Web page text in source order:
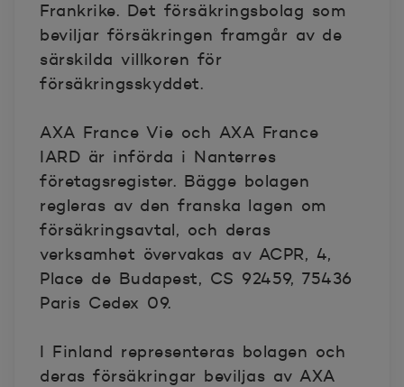
Frankrike. Det försäkringsbolag som
beviljar försäkringen framgår av de
särskilda villkoren för
försäkringsskyddet.
AXA France Vie och AXA France
IARD är införda i Nanterres
företagsregister. Bägge bolagen
regleras av den franska lagen om
försäkringsavtal, och deras
verksamhet övervakas av ACPR, 4,
Place de Budapest, CS 92459, 75436
Paris Cedex 09.
I Finland representeras bolagen och
deras försäkringar beviljas av AXA